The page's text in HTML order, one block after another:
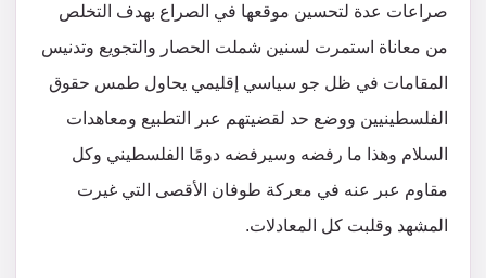
صراعات عدة لتحسين موقعها في الصراع بهدف التخلص
من معاناة استمرت لسنين شملت الحصار والتجويع وتدنيس
المقامات في ظل جو سياسي إقليمي يحاول طمس حقوق
الفلسطينيين ووضع حد لقضيتهم عبر التطبيع ومعاهدات
السلام وهذا ما رفضه وسيرفضه دومًا الفلسطيني وكل
مقاوم عبر عنه في معركة طوفان الأقصى التي غيرت
المشهد وقلبت كل المعادلات.